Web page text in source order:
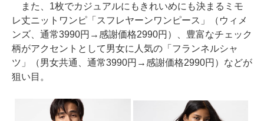
また、1枚でカジュアルにもきれいめにも決まるミモ
レ丈ニットワンピ「スフレヤーンワンピース」（ウィメ
ンズ、通常3990円→感謝価格2990円）、豊富なチェック
柄がアクセントとして男女に人気の「フランネルシャ
ツ」（男女共通、通常3990円→感謝価格2990円）などが
狙い目。